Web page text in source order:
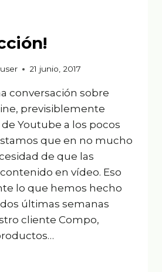
21 junio, 2017
conversación sobre
previsiblemente
Youtube a los pocos
que en no mucho
de que las
en vídeo. Eso
lo que hemos hecho
últimas semanas
cliente Compo,